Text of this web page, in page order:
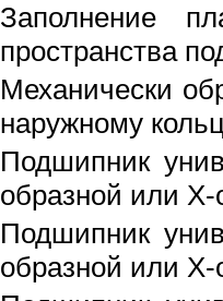
Заполнение
пространства
Механически
наружному
Подшипник
образной или Х-
Подшипник
образной или Х-